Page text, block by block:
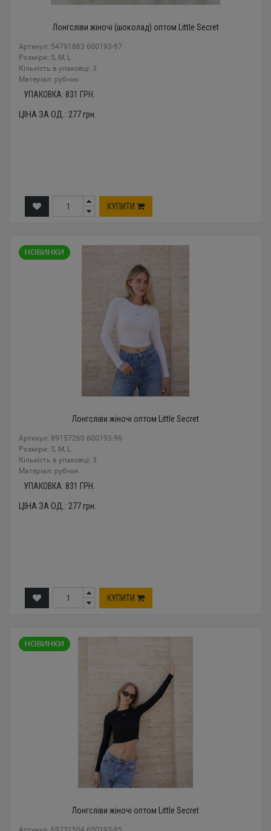
Лонгсліви жіночі (шоколад) оптом Little Secret
Артикул: 54791863 600193-97
Розміри: S, M, L
Кількість в упаковці: 3
Mатеріал: рубчик
УПАКОВКА: 831 ГРН.
ЦІНА ЗА ОД.: 277грн.
КУПИТИ
Лонгсліви жіночі оптом Little Secret
Артикул: 89157260 600193-96
Розміри: S, M, L
Кількість в упаковці: 3
Mатеріал: рубчик
УПАКОВКА: 831 ГРН.
ЦІНА ЗА ОД.: 277грн.
КУПИТИ
Лонгсліви жіночі оптом Little Secret